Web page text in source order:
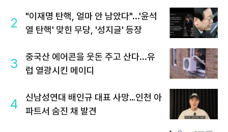
2
"이재명 탄핵, 얼마 안 남았다"...'윤석
열 탄핵' 맞힌 무당, '성지글' 등장
3
중국산 에어콘을 웃돈 주고 산다...유
럽 열광시킨 메이디
4
신남성연대 배인규 대표 사망…인천 아
파트서 숨진 채 발견